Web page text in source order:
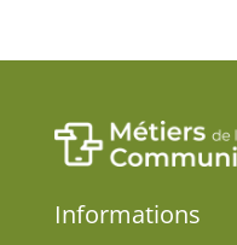
Informations